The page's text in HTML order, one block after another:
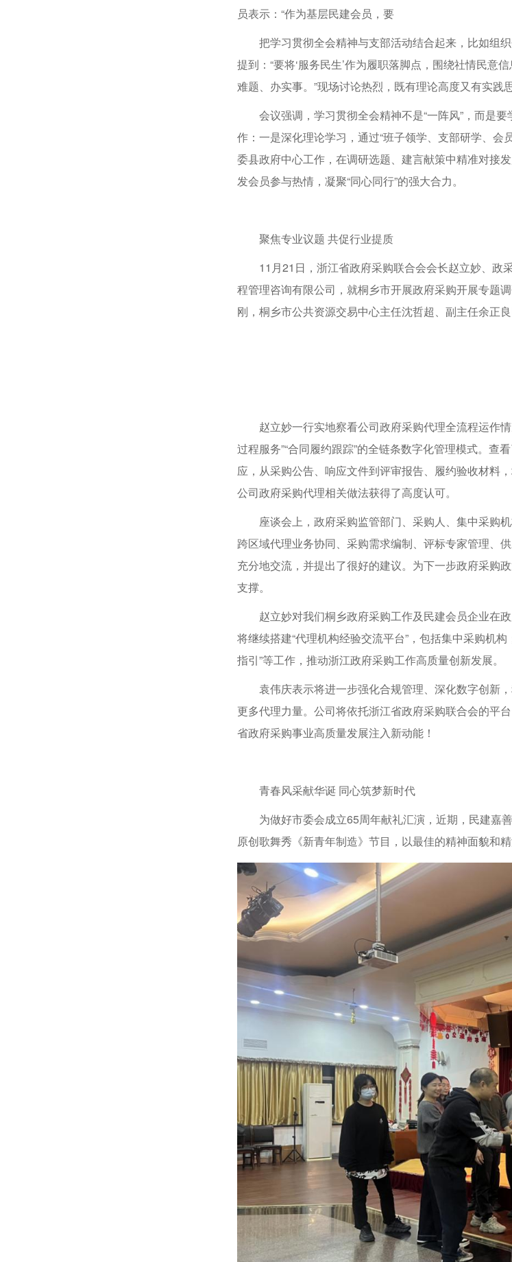
员表示：“作为基层民建会员，要
把学习贯彻全会精神与支部活动结合起来，比如组
提到：“要将‘服务民生’作为履职落脚点，围绕社情民
难题、办实事。”现场讨论热烈，既有理论高度又有实践
会议强调，学习贯彻全会精神不是“一阵风”，而是
作：一是深化理论学习，通过“班子领学、支部研学、
委县政府中心工作，在调研选题、建言献策中精准对接
发会员参与热情，凝聚“同心同行”的强大合力。
聚焦专业议题 共促行业提质
11月21日，浙江省政府采购联合会会长赵立妙、政
程管理咨询有限公司，就桐乡市开展政府采购开展专题
刚，桐乡市公共资源交易中心主任沈哲超、副主任余正
赵立妙一行实地察看公司政府采购代理全流程运作
过程服务”“合同履约跟踪”的全链条数字化管理模式。
应，从采购公告、响应文件到评审报告、履约验收材料
公司政府采购代理相关做法获得了高度认可。
座谈会上，政府采购监管部门、采购人、集中采购
跨区域代理业务协同、采购需求编制、评标专家管理、
充分地交流，并提出了很好的建议。为下一步政府采购
支撑。
赵立妙对我们桐乡政府采购工作及民建会员企业在
将继续搭建“代理机构经验交流平台”，包括集中采购机构
指引”等工作，推动浙江政府采购工作高质量创新发展。
袁伟庆表示将进一步强化合规管理、深化数字创新
更多代理力量。公司将依托浙江省政府采购联合会的平
省政府采购事业高质量发展注入新动能！
青春风采献华诞 同心筑梦新时代
为做好市委会成立65周年献礼汇演，近期，民建嘉
原创歌舞秀《新青年制造》节目，以最佳的精神面貌和